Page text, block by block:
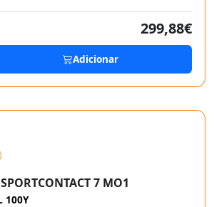
299,88€
Adicionar
7 MO1
100Y